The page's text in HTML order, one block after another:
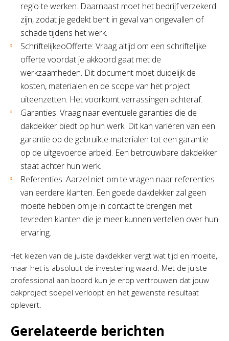
regio te werken. Daarnaast moet het bedrijf verzekerd
zijn, zodat je gedekt bent in geval van ongevallen of
schade tijdens het werk.
SchriftelijkeoOfferte: Vraag altijd om een schriftelijke
offerte voordat je akkoord gaat met de
werkzaamheden. Dit document moet duidelijk de
kosten, materialen en de scope van het project
uiteenzetten. Het voorkomt verrassingen achteraf.
Garanties: Vraag naar eventuele garanties die de
dakdekker biedt op hun werk. Dit kan variëren van een
garantie op de gebruikte materialen tot een garantie
op de uitgevoerde arbeid. Een betrouwbare dakdekker
staat achter hun werk.
Referenties: Aarzel niet om te vragen naar referenties
van eerdere klanten. Een goede dakdekker zal geen
moeite hebben om je in contact te brengen met
tevreden klanten die je meer kunnen vertellen over hun
ervaring.
Het kiezen van de juiste dakdekker vergt wat tijd en moeite,
maar het is absoluut de investering waard. Met de juiste
professional aan boord kun je erop vertrouwen dat jouw
dakproject soepel verloopt en het gewenste resultaat
oplevert.
Gerelateerde berichten